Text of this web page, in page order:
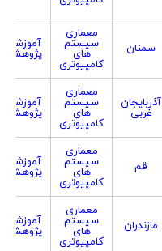
سمنان
معماری
سیستم
های
کامپیوتری
آموزشی
پژوهشی
آذربایجان
غربی
معماری
سیستم
های
کامپیوتری
آموزشی
پژوهشی
قم
معماری
سیستم
های
کامپیوتری
آموزشی
پژوهشی
مازندران
معماری
سیستم
های
کامپیوتری
آموزشی
پژوهشی